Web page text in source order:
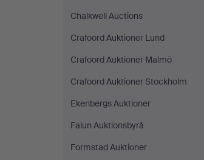
Chalkwell Auctions
Crafoord Auktioner Lund
Crafoord Auktioner Malmö
Crafoord Auktioner Stockholm
Ekenbergs Auktioner
Falun Auktionsbyrå
Formstad Auktioner